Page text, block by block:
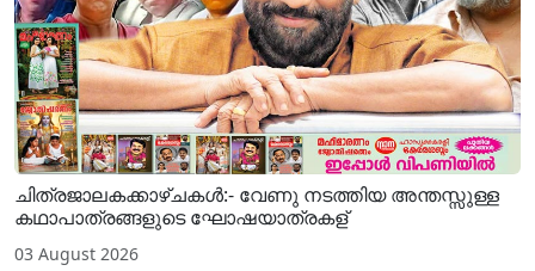
ചിത്രജാലകക്കാഴ്ചകള്‍:- വേണു നടത്തിയ അന്തസ്സുള്ള
കഥാപാത്രങ്ങളുടെ ഘോഷയാത്രകള്
03 August 2026